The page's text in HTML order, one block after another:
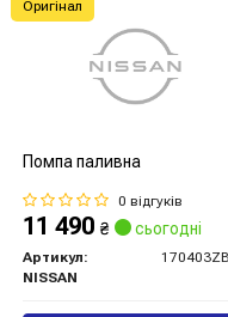
Помпа паливна
0 відгуків
11 490 ₴ сьогодні
Артикул:
NISSAN
Оригінал